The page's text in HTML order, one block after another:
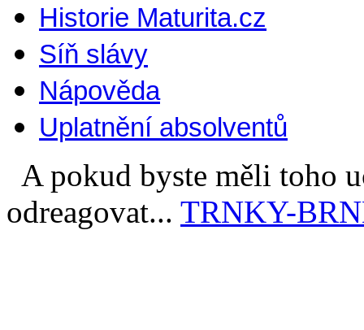
Historie Maturita.cz
Síň slávy
Nápověda
Uplatnění absolventů
A pokud byste měli toho
odreagovat... TRNKY-